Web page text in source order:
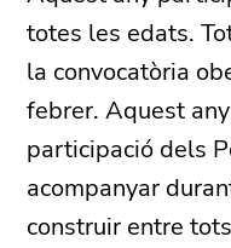
totes les edats.
la convocatòria
febrer. Aquest
participació dels
acompanyar
construir entre